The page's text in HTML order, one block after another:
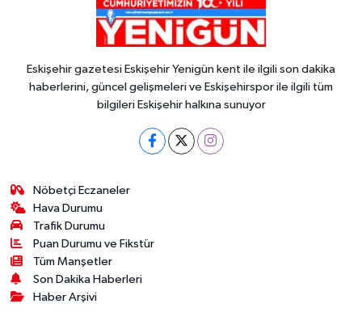
Eskişehir gazetesi Eskişehir Yenigün kent ile ilgili son dakika
haberlerini, güncel gelişmeleri ve Eskişehirspor ile ilgili tüm
bilgileri Eskişehir halkına sunuyor
Nöbetçi Eczaneler
Hava Durumu
Trafik Durumu
Puan Durumu ve Fikstür
Tüm Manşetler
Son Dakika Haberleri
Haber Arşivi